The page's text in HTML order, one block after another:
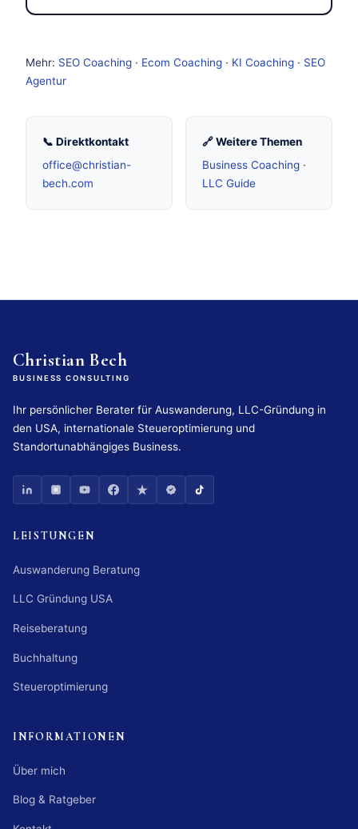
Mehr: SEO Coaching · Ecom Coaching · KI Coaching · SEO
Agentur
📞 Direktkontakt
office@christian-
bech.com
🔗 Weitere Themen
Business Coaching ·
LLC Guide
Christian Bech
BUSINESS CONSULTING
Ihr persönlicher Berater für Auswanderung, LLC-Gründung in
den USA, internationale Steueroptimierung und
Standortunabhängiges Business.
LEISTUNGEN
Auswanderung Beratung
LLC Gründung USA
Reiseberatung
Buchhaltung
Steueroptimierung
INFORMATIONEN
Über mich
Blog & Ratgeber